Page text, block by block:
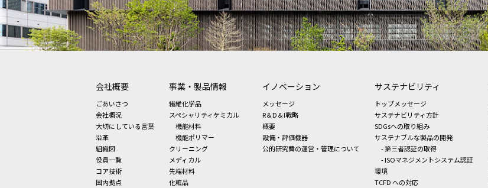
会社概要
ごあいさつ
会社概況
大切にしている言葉
沿革
組織図
役員一覧
コア技術
国内拠点
事業・製品情報
繊維化学品
スペシャリティケミカル
機能材料
機能ポリマー
クリーニング
メディカル
先端材料
化粧品
イノベーション
メッセージ
R＆D＆I戦略
概要
設備・評価機器
公的研究費の運営・管理について
サステナビリティ
トップメッセージ
サステナビリティ方針
SDGsへの取り組み
サステナブルな製品の開発
- 第三者認証の取得
- ISOマネジメントシステム認証
環境
TCFD への対応